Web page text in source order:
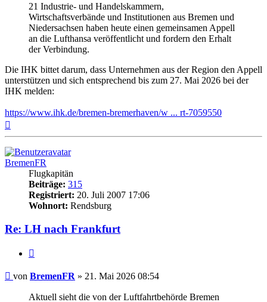
21 Industrie- und Handelskammern,
Wirtschaftsverbände und Institutionen aus Bremen und
Niedersachsen haben heute einen gemeinsamen Appell
an die Lufthansa veröffentlicht und fordern den Erhalt
der Verbindung.
Die IHK bittet darum, dass Unternehmen aus der Region den Appell
unterstützen und sich entsprechend bis zum 27. Mai 2026 bei der
IHK melden:
https://www.ihk.de/bremen-bremerhaven/w ... rt-7059550
BremenFR
Flugkapitän
Beiträge: 315
Registriert: 20. Juli 2007 17:06
Wohnort: Rendsburg
Re: LH nach Frankfurt
Ungelesener
von BremenFR » 21. Mai 2026 08:54
Aktuell sieht die von der Luftfahrtbehörde Bremen